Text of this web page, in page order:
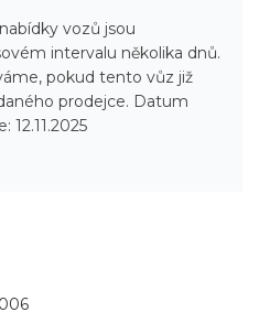
vozů jsou
intervalu několika dnů.
pokud tento vůz již
prodejce. Datum
12.11.2025